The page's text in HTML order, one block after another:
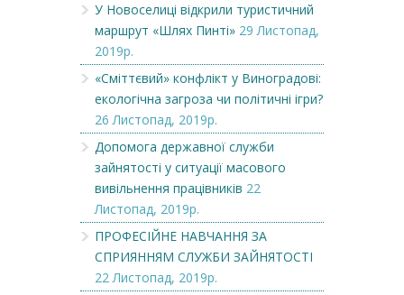
У Новоселиці відкрили туристичний
маршрут «Шлях Пинті» 29 Листопад,
2019р.
«Сміттєвий» конфлікт у Виноградові:
екологічна загроза чи політичні ігри?
26 Листопад, 2019р.
Допомога державної служби
зайнятості у ситуації масового
вивільнення працівників 22
Листопад, 2019р.
ПРОФЕСІЙНЕ НАВЧАННЯ ЗА
СПРИЯННЯМ СЛУЖБИ ЗАЙНЯТОСТІ
22 Листопад, 2019р.